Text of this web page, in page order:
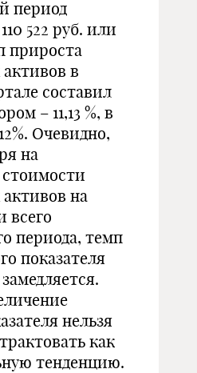
период
522 руб. или
прироста
в
составил
– 11,13 %, в
Очевидно,
на
на
всего
периода, темп
показателя
нельзя
как
тенденцию.